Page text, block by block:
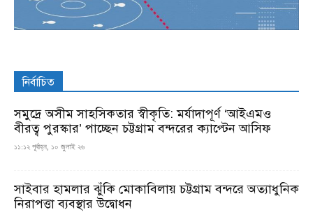
নির্বাচিত
সমুদ্রে অসীম সাহসিকতার স্বীকৃতি: মর্যাদাপূর্ণ ‘আইএমও
বীরত্ব পুরস্কার’ পাচ্ছেন চট্টগ্রাম বন্দরের ক্যাপ্টেন আসিফ
১১:১২ পূর্বাহ্ন, ১০ জুলাই ২৬
সাইবার হামলার ঝুঁকি মোকাবিলায় চট্টগ্রাম বন্দরে অত্যাধুনিক
নিরাপত্তা ব্যবস্থার উদ্বোধন